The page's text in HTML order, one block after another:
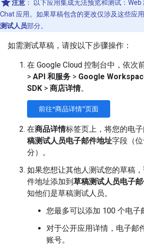
注意 ：
以下应用集成无法预览和测试：
Chat 应用。如果草稿包含的更改仅涉及这些应
测试人员部分。
如需测试草稿，请按以下步骤操作：
在 Google Cloud 控制台中，依次
> API 和服务 > Google
SDK > 商店详情。
前往“商品详情”页面
在商品详情标签页上，将您的电
稿测试人员电子邮件地址字段（
分）。
如果您想让其他人测试您的草稿
件地址添加到草稿测试人员电子
知他们是草稿测试人员。
您最多可以添加 100 个电子
对于公开应用详情，电子邮
账号。